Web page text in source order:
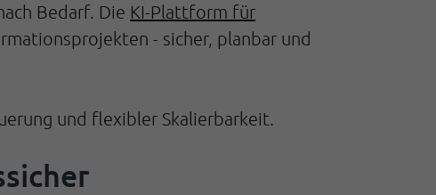
Bedarf. Die KI-Plattform für
- sicher, planbar und
und flexibler Skalierbarkeit.